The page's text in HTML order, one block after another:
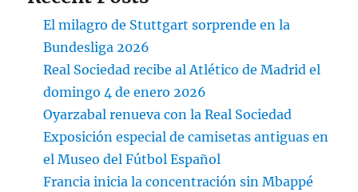
El milagro de Stuttgart sorprende en la
Bundesliga 2026
Real Sociedad recibe al Atlético de Madrid el
domingo 4 de enero 2026
Oyarzabal renueva con la Real Sociedad
Exposición especial de camisetas antiguas en
el Museo del Fútbol Español
Francia inicia la concentración sin Mbappé